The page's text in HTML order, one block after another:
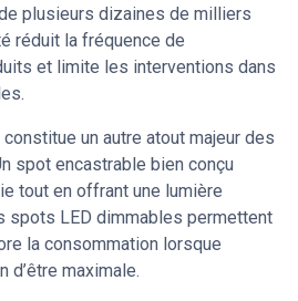
plusieurs dizaines de milliers
réduit la fréquence de
et limite les interventions dans
un autre atout majeur des
spot encastrable bien conçu
tout en offrant une lumière
spots LED dimmables permettent
la consommation lorsque
d’être maximale.